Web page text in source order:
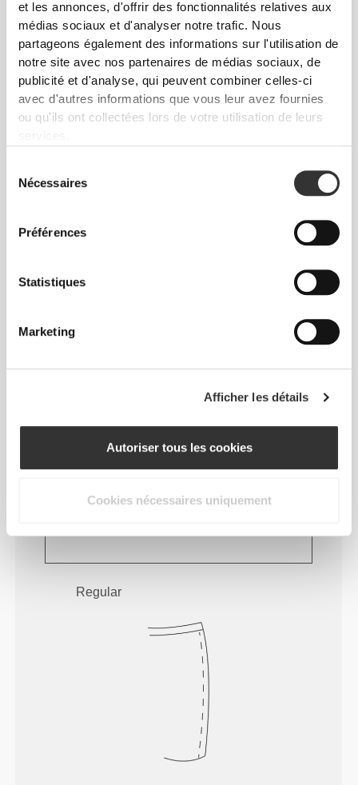
et les annonces, d'offrir des fonctionnalités relatives aux
médias sociaux et d'analyser notre trafic. Nous
partageons également des informations sur l'utilisation de
notre site avec nos partenaires de médias sociaux, de
publicité et d'analyse, qui peuvent combiner celles-ci
avec d'autres informations que vous leur avez fournies
ou qu'ils ont collectées lors de votre utilisation de leurs
Nécessaires
Préférences
Statistiques
Marketing
Afficher les détails
Autoriser tous les cookies
Cookies nécessaires uniquement
Nos vêtements sont synonymes de confort. Nous
avons opté pour une approche qui laisse une réelle
empreinte sur nos vêtements : le sans coutures !
L'absence d'étiquettes cousues vient renforcer la
sensation de confort en évitant les frottements
contre la peau.
CONSEILS POUR LES TAILLES
corps suivra. Cet ajustement plus serré
Regular